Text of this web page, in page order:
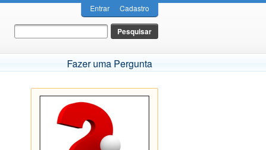
Entrar Cadastro
Fazer uma Pergunta